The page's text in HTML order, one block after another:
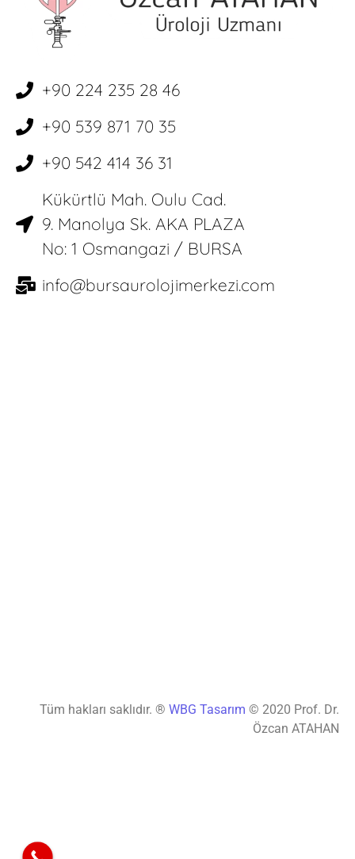
+90 224 235 28 46
+90 539 871 70 35
+90 542 414 36 31
Kükürtlü Mah. Oulu Cad.
9. Manolya Sk. AKA PLAZA
No: 1 Osmangazi / BURSA
info@bursaurolojimerkezi.com
Tüm hakları saklıdır. ® WBG Tasarım © 2020 Prof. Dr.
Özcan ATAHAN